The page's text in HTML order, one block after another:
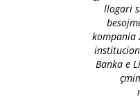
llogari
kompania
Banka e